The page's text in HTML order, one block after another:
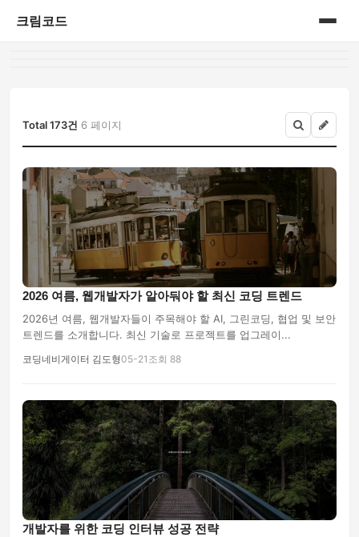
크림코드
Total 173건 6 페이지
2026 여름, 웹개발자가 알아둬야 할 최신 코딩 트렌드
2026년 여름, 웹개발자들이 주목해야 할 AI, 그린코딩, 협업 및 보안
트렌드를 소개합니다. 최신 기술로 프로젝트를 업그레이...
코딩네비게이터 김도형05-21 조회 88
개발자를 위한 코딩 인터뷰 성공 전략